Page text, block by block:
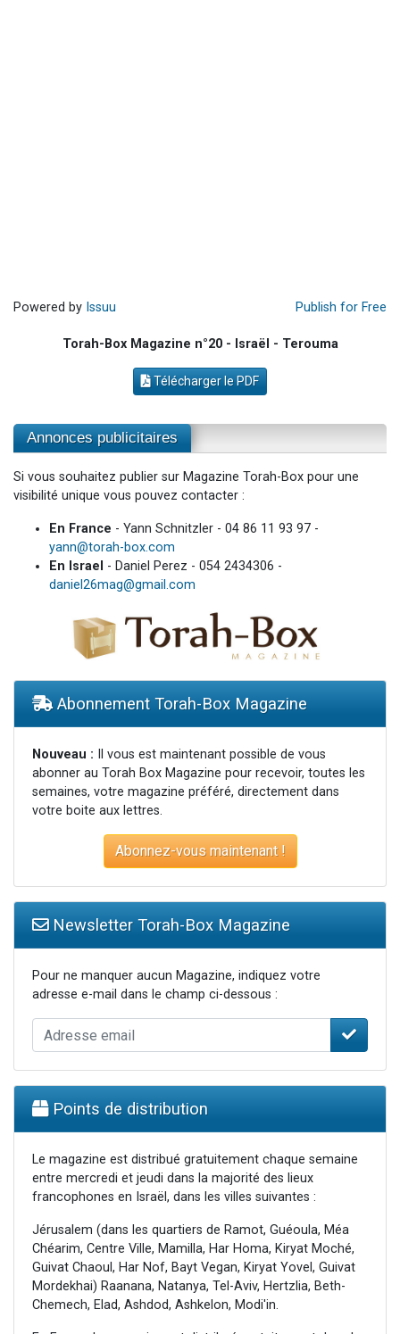
Powered by Issuu Publish for Free
Torah-Box Magazine n°20 - Israël - Terouma
Télécharger le PDF
Annonces publicitaires
Si vous souhaitez publier sur Magazine Torah-Box pour une
visibilité unique vous pouvez contacter :
En France - Yann Schnitzler - 04 86 11 93 97 -
yann@torah-box.com
En Israel - Daniel Perez - 054 2434306 -
daniel26mag@gmail.com
Abonnement Torah-Box Magazine
Nouveau : Il vous est maintenant possible de vous
abonner au Torah Box Magazine pour recevoir, toutes les
semaines, votre magazine préféré, directement dans
votre boite aux lettres.
Abonnez-vous maintenant !
Newsletter Torah-Box Magazine
Pour ne manquer aucun Magazine, indiquez votre
adresse e-mail dans le champ ci-dessous :
Points de distribution
Le magazine est distribué gratuitement chaque semaine
entre mercredi et jeudi dans la majorité des lieux
francophones en Israël, dans les villes suivantes :
Jérusalem (dans les quartiers de Ramot, Guéoula, Méa
Chéarim, Centre Ville, Mamilla, Har Homa, Kiryat Moché,
Guivat Chaoul, Har Nof, Bayt Vegan, Kiryat Yovel, Guivat
Mordekhai) Raanana, Natanya, Tel-Aviv, Hertzlia, Beth-
Chemech, Elad, Ashdod, Ashkelon, Modi'in.